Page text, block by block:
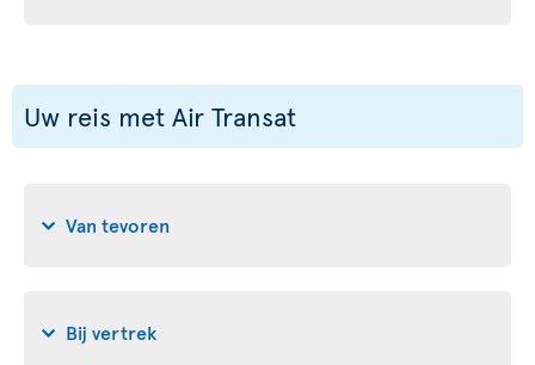
Uw reis met Air Transat
Van tevoren
Bij vertrek